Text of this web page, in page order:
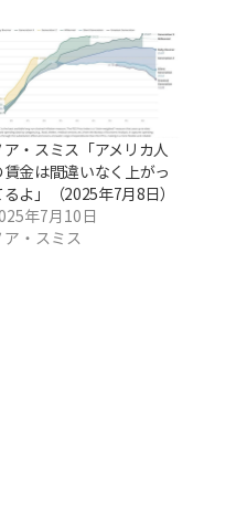
ア・スミス「アメリカ人
賃金は間違いなく上がっ
るよ」（2025年7月8日）
年7月10日
ア・スミス